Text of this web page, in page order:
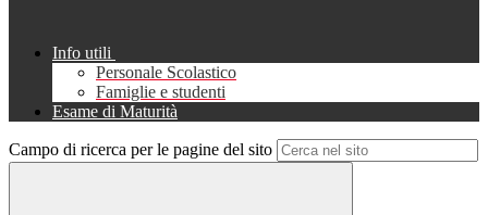
Info utili
Personale Scolastico
Famiglie e studenti
Esame di Maturità
Campo di ricerca per le pagine del sito